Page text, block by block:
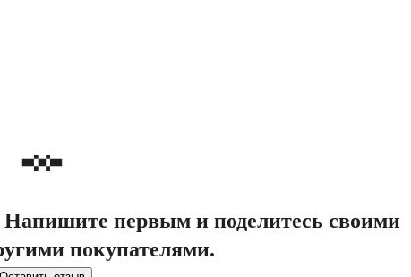
Напишите первым и поделитесь своими
покупателями.